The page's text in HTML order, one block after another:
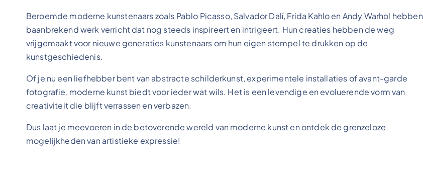
Beroemde moderne kunstenaars zoals Pablo Picasso, Salvador Dalí, Frida Kahlo en Andy Warhol hebben
baanbrekend werk verricht dat nog steeds inspireert en intrigeert. Hun creaties hebben de weg
vrijgemaakt voor nieuwe generaties kunstenaars om hun eigen stempel te drukken op de
kunstgeschiedenis.
Of je nu een liefhebber bent van abstracte schilderkunst, experimentele installaties of avant-garde
fotografie, moderne kunst biedt voor ieder wat wils. Het is een levendige en evoluerende vorm van
creativiteit die blijft verrassen en verbazen.
Dus laat je meevoeren in de betoverende wereld van moderne kunst en ontdek de grenzeloze
mogelijkheden van artistieke expressie!